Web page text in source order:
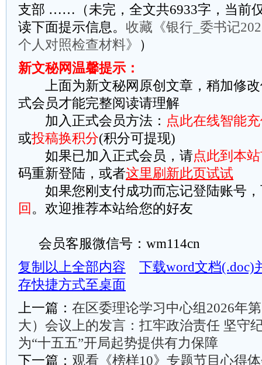
支部 ……（未完，全文共6933字，当前
读下面提示信息。 收藏《银行_委书记
个人对照检查材料》
）
新文秘网温馨提示：
上面为新文秘网原创文章，稍加修改
式会员才能完整阅读请理解
加入正式会员方法： 点此在线智能
或投稿换积分(积分可提现)
如果已加入正式会员，请点此到本
码重新登陆，或者这里刷新此页试试
如果您刚支付成功而忘记登陆账号，
回 。欢迎推荐本站给您的好友
会员客服微信号：wm114cn
复制以上全部内容
下载word文档(.doc)
存快捷方式至桌面
上一篇： 在区委理论学习中心组2026年
大）会议上的发言：扛牢政治责任 坚守
为“十五五”开局起势提供有力保障
下一篇： 观看《榜样10》专题节目心得